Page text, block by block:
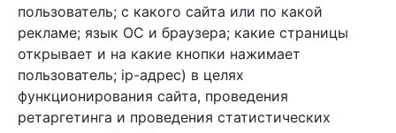
Арбен текстиль г. Щелково, пер.
1-й Советский д.25, владение 2.
Мы в соц. сетях
пользователь; с какого сайта или по какой
рекламе; язык ОС и браузера; какие страницы
открывает и на какие кнопки нажимает
пользователь; ip-адрес) в целях
функционирования сайта, проведения
ретаргетинга и проведения статистических